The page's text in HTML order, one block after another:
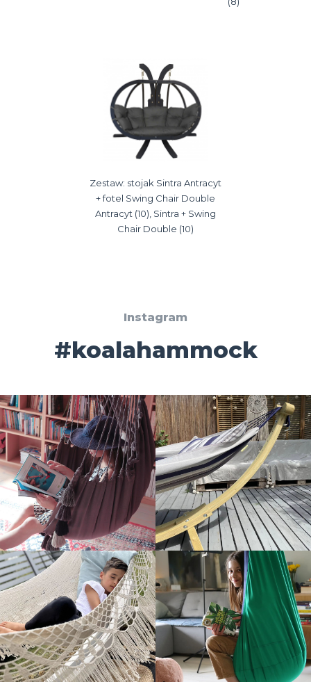
Zestaw: stojak Sintra Antracyt
+ fotel Swing Chair Double
Antracyt (10), Sintra + Swing
Chair Double (10)
Instagram
#koalahammock